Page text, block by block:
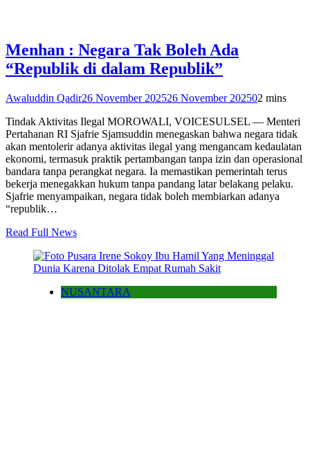
Menhan : Negara Tak Boleh Ada
“Republik di dalam Republik”
Awaluddin Qadir26 November 202526 November 202502 mins
Tindak Aktivitas Ilegal MOROWALI, VOICESULSEL — Menteri
Pertahanan RI Sjafrie Sjamsuddin menegaskan bahwa negara tidak
akan mentolerir adanya aktivitas ilegal yang mengancam kedaulatan
ekonomi, termasuk praktik pertambangan tanpa izin dan operasional
bandara tanpa perangkat negara. Ia memastikan pemerintah terus
bekerja menegakkan hukum tanpa pandang latar belakang pelaku.
Sjafrie menyampaikan, negara tidak boleh membiarkan adanya
“republik…
Read Full News
NUSANTARA